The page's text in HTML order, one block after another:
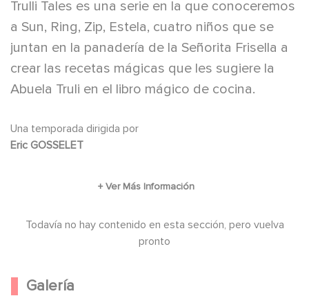
Trulli Tales es una serie en la que conoceremos
a Sun, Ring, Zip, Estela, cuatro niños que se
juntan en la panadería de la Señorita Frisella a
crear las recetas mágicas que les sugiere la
Abuela Truli en el libro mágico de cocina.
Una temporada dirigida por
Eric GOSSELET
Todavía no hay contenido en esta sección, pero vuelva
pronto
Galería